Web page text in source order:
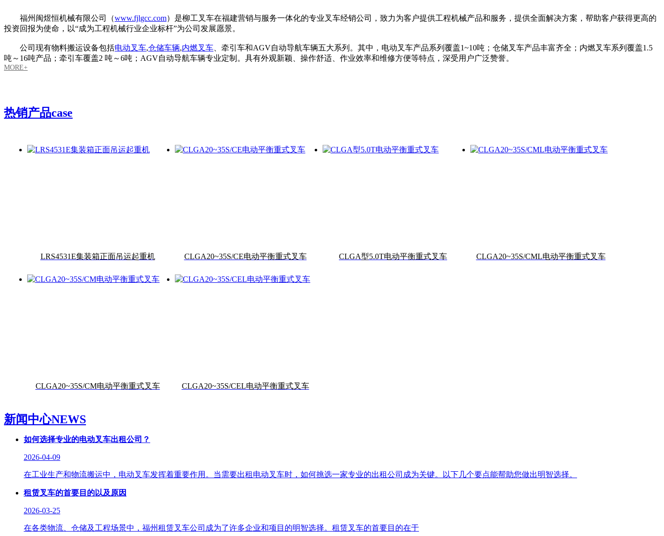
福州闽煜恒机械有限公司（www.fjlgcc.com）是柳工叉车在福建营销与服务一体化的专业叉车经销公司，致力为客户提供工程机械产品和服务，提供全面解决方案，帮助客户获得更高的
投资回报为使命，以“成为工程机械行业企业标杆”为公司发展愿景。
公司现有物料搬运设备包括电动叉车,仓储车辆,内燃叉车 、牵引车和AGV自动导航车辆五大系列。其中，电动叉车产品系列覆盖1~10吨；仓储叉车产品丰富齐全；内燃叉车系列覆盖1.5
吨～16吨产品；牵引车覆盖2 吨～6吨；AGV自动导航车辆专业定制。具有外观新颖、操作舒适、作业效率和维修方便等特点，深受用户广泛赞誉。
MORE+
热销产品case
LRS4531E集装箱正面吊运起重机 CLGA20~35S/CE电动平衡重式叉车 CLGA型5.0T电动平衡重式叉车 CLGA20~35S/CML电动平衡重式叉车
CLGA20~35S/CM电动平衡重式叉车 CLGA20~35S/CEL电动平衡重式叉车
新闻中心NEWS
如何选择专业的电动叉车出租公司？
2026-04-09
在工业生产和物流搬运中，电动叉车发挥着重要作用。当需要出租电动叉车时，如何挑选一家专业的出租公司成为关键。以下几个要点能帮助您做出明智选择。
租赁叉车的首要目的以及原因
2026-03-25
在各类物流、仓储及工程场景中，福州租赁叉车公司成为了许多企业和项目的明智选择。租赁叉车的首要目的在于